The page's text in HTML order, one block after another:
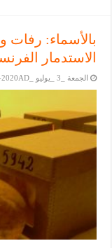
بالأسماء: رفات
الاستدمار
الجمعة _3 _يوليو _2020AH 3-7-2020AD